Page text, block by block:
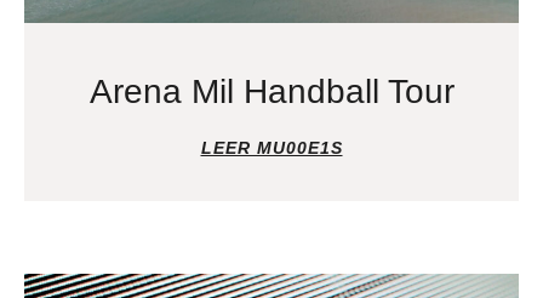
Arena Mil Handball Tour
LEER MU00E1S